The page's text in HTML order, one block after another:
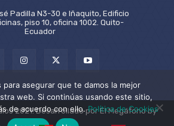
Padilla N3-30 e Iñaquito, Edificio
piso 10, oficina 1002. Quito-
Ecuador
2021. Desarrollado por El Megáfono by
para asegurar que te damos la mejor
web. Si continúas usando este sitio,
de acuerdo con ello.Política de Cookies